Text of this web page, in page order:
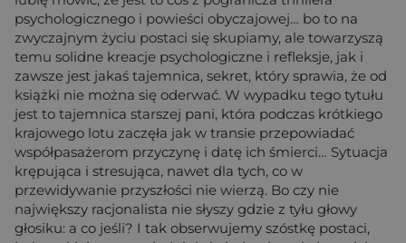
psychologicznego i powieści obyczajowej… bo to na
zwyczajnym życiu postaci się skupiamy, ale towarzyszą
temu solidne kreacje psychologiczne i refleksje, jak i
zawsze jest jakaś tajemnica, sekret, który sprawia, że od
książki nie można się oderwać. W wypadku tego tytułu
jest to tajemnica starszej pani, która podczas krótkiego
krajowego lotu zaczęła jak w transie przepowiadać
współpasażerom przyczynę i datę ich śmierci… Sytuacja
krępująca i stresująca, nawet dla tych, co w
przewidywanie przyszłości nie wierzą. Bo czy nie
największy racjonalista nie słyszy gdzie z tyłu głowy
głosiku: a co jeśli? I tak obserwujemy szóstkę postaci,